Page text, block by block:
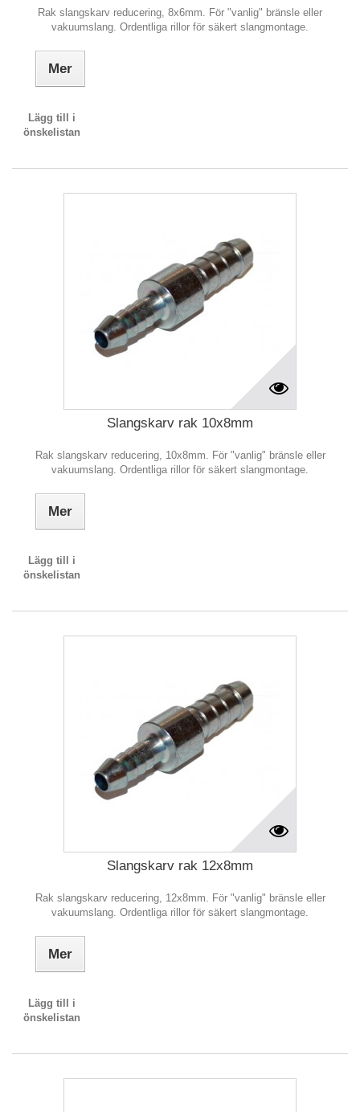
Rak slangskarv reducering, 8x6mm. För "vanlig" bränsle eller
vakuumslang. Ordentliga rillor för säkert slangmontage.
Mer
Lägg till i
önskelistan
Slangskarv rak 10x8mm
Rak slangskarv reducering, 10x8mm. För "vanlig" bränsle eller
vakuumslang. Ordentliga rillor för säkert slangmontage.
Mer
Lägg till i
önskelistan
Slangskarv rak 12x8mm
Rak slangskarv reducering, 12x8mm. För "vanlig" bränsle eller
vakuumslang. Ordentliga rillor för säkert slangmontage.
Mer
Lägg till i
önskelistan